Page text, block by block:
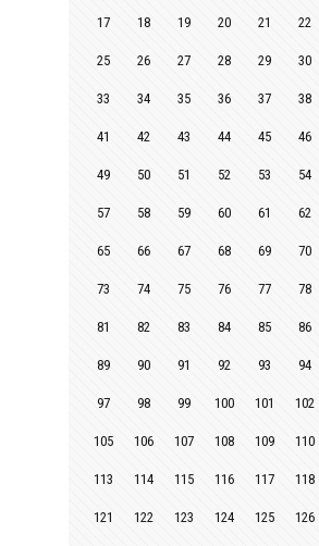
17 18 19 20 21 22
25 26 27 28 29 30
33 34 35 36 37 38
41 42 43 44 45 46
49 50 51 52 53 54
57 58 59 60 61 62
65 66 67 68 69 70
73 74 75 76 77 78
81 82 83 84 85 86
89 90 91 92 93 94
97 98 99 100 101 102
105 106 107 108 109 110
113 114 115 116 117 118
121 122 123 124 125 126